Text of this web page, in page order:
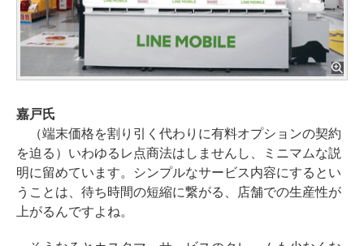
嘉戸氏
（端末価格を割り引く代わりに有料オプションの契約
を迫る）いわゆるレ点商法はしませんし、ミニマムな説
明に留めています。シンプルなサービス内容にするとい
うことは、待ち時間の短縮に繋がる、店舗での生産性が
上がるんですよね。